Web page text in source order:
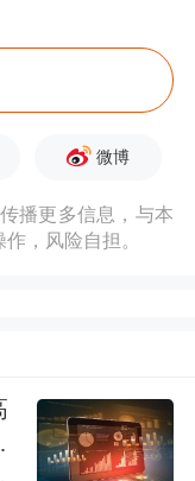
和第三，品
和165.30亿
是安乃达
4.66亿元。
榜企业的品
有42家上榜
。
微博
播更多信息，与本
，风险自担。